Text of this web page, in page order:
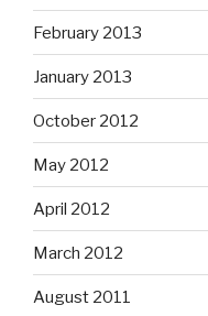
February 2013
January 2013
October 2012
May 2012
April 2012
March 2012
August 2011